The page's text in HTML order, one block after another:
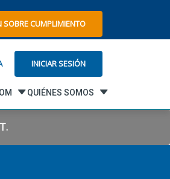
SOBRE CUMPLIMIENTO
INICIAR SESIÓN
QUIÉNES SOMOS